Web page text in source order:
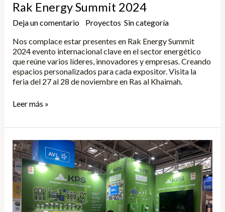
Rak Energy Summit 2024
Deja un comentario Proyectos Sin categoría/
Nos complace estar presentes en Rak Energy Summit
2024 evento internacional clave en el sector energético
que reúne varios líderes, innovadores y empresas. Creando
espacios personalizados para cada expositor. Visita la
feria del 27 al 28 de noviembre en Ras al Khaimah.
Leer más »
Electronica
2024